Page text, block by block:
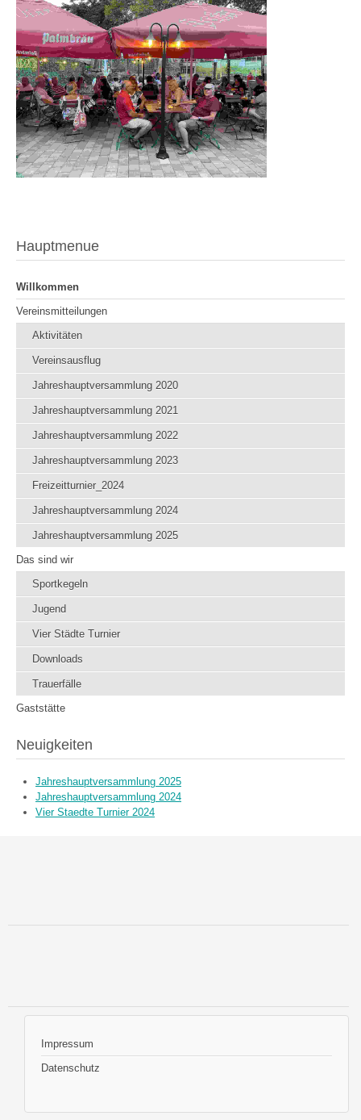
Hauptmenue
Willkommen
Vereinsmitteilungen
Aktivitäten
Vereinsausflug
Jahreshauptversammlung 2020
Jahreshauptversammlung 2021
Jahreshauptversammlung 2022
Jahreshauptversammlung 2023
Freizeitturnier_2024
Jahreshauptversammlung 2024
Jahreshauptversammlung 2025
Das sind wir
Sportkegeln
Jugend
Vier Städte Turnier
Downloads
Trauerfälle
Gaststätte
Neuigkeiten
Jahreshauptversammlung 2025
Jahreshauptversammlung 2024
Vier Staedte Turnier 2024
Impressum
Datenschutz